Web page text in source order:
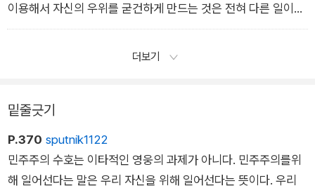
이용해서 자신의 우위를 굳건하게 만드는 것은 전혀 다른 일이다.
이런 일이 일어날 때, 그곳은 민주주의가 아니라 소수가 지배하는
세상이다. _ 〈6장 소수의 독재〉 중에서
더보기
밑줄긋기
P.370 sputnik1122
민주주의 수호는 이타적인 영웅의 과제가 아니다. 민주주의를위
해 일어선다는 말은 우리 자신을 위해 일어선다는 뜻이다. 우리